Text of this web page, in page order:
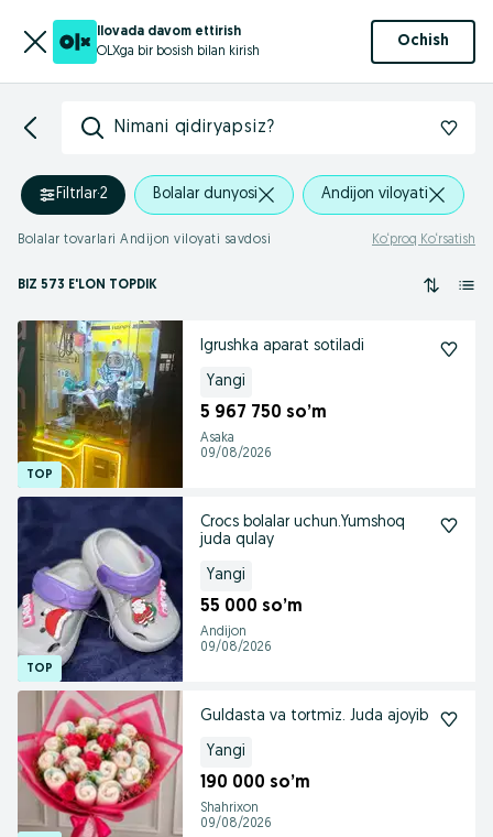
Ilovada davom ettirish
OLXga bir bosish bilan kirish
Ochish
Nimani qidiryapsiz?
Filtrlar·2 Bolalar dunyosi Andijon viloyati
Bolalar tovarlari Andijon viloyati savdosi Ko‘proq Ko‘rsatish
BIZ 573 E'LON TOPDIK
Igrushka aparat sotiladi
Yangi
5 967 750 so’m
Asaka
09/08/2026
Crocs bolalar uchun.Yumshoq
juda qulay
Yangi
55 000 so’m
Andijon
09/08/2026
Guldasta va tortmiz. Juda ajoyib
Yangi
190 000 so’m
Shahrixon
09/08/2026